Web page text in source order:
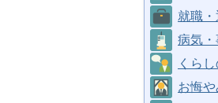
就職
病気・
くら
お悔や